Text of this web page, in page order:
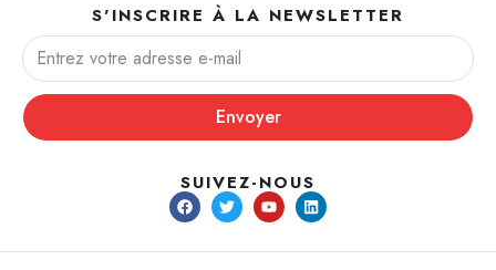
S'INSCRIRE À LA NEWSLETTER
Envoyer
SUIVEZ-NOUS